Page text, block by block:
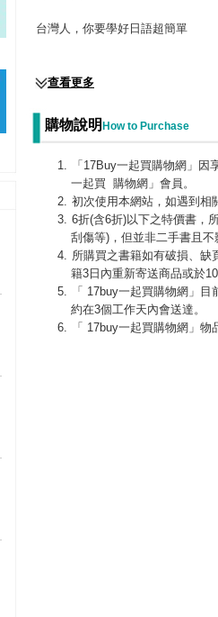
台灣人，你要學好日語超簡單
查看更多
購物說明 How to Purchase
「17Buy一起買購物網」因
一起買 購物網」會員。
初次使用本網站，如遇到相
6折(含6折)以下之特價書，
刮傷等) ， 但並非二手書且不
所購買之書籍如有破損、
籍3日內重新寄送商品或於10
「 17buy一起買購物網」
約在3個工作天內會送達。
「 17buy一起買購物網」